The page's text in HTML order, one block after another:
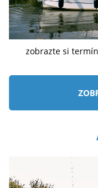
zobrazte si